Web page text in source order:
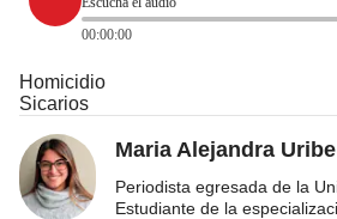
00:00:00
Homicidio
Sicarios
Maria Alejandra Uribe
Periodista egresada de la
Estudiante de la